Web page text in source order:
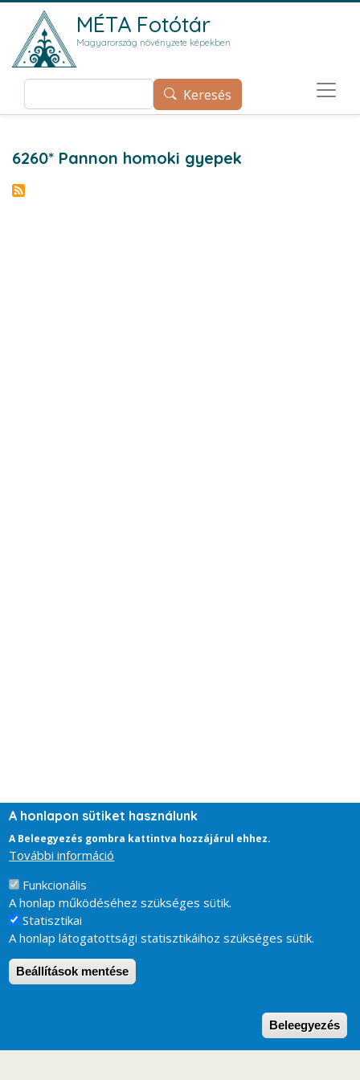
Ugrás a tartalomra
MÉTA Fotótár
Magyarország növényzete képekben
Keresés Keresés
6260* Pannon homoki gyepek
A honlapon sütiket használunk
A Beleegyezés gombra kattintva hozzájárul ehhez.
További információ
Funkcionális
A honlap működéséhez szükséges sütik.
Statisztikai
A honlap látogatottsági statisztikáihoz szükséges sütik.
Beállítások mentése
Beleegyezés